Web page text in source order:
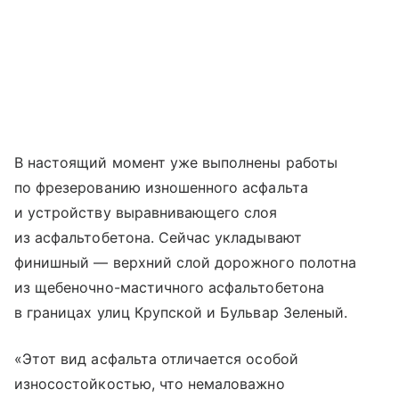
В настоящий момент уже выполнены работы
по фрезерованию изношенного асфальта
и устройству выравнивающего слоя
из асфальтобетона. Сейчас укладывают
финишный — верхний слой дорожного полотна
из щебеночно-мастичного асфальтобетона
в границах улиц Крупской и Бульвар Зеленый.
«Этот вид асфальта отличается особой
износостойкостью, что немаловажно